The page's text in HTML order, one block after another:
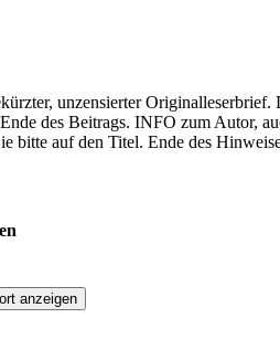
unzensierter
des Beitrags. INFO zum Autor,
bitte auf den Titel. Ende des
anzeigen